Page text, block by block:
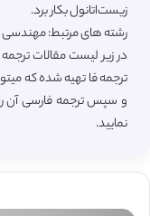
زیست‌اتانول بکار برد.
رشته های مرتبط: مهندسی
در زیر لیست مقالات
ترجمه فا تهیه شده که
و سپس ترجمه فارسی آن
نمایید.